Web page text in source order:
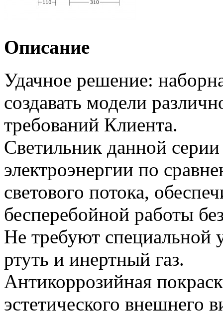
Описание
Удачное решение:
создавать модели
требований Клиента.
Светильник данной
электроэнергии по
светового потока,
бесперебойной работы
Не требуют специальной
ртуть и инертный газ.
Антикоррозийная
эстетического внешнего